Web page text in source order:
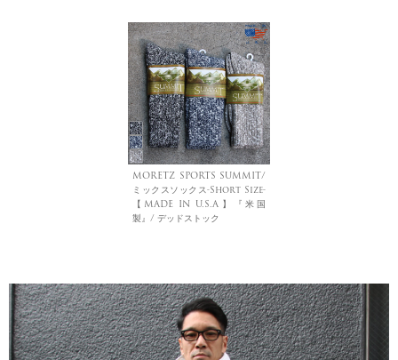
MORETZ SPORTS SUMMIT/
ミックスソックス-Short Size-
【MADE IN U.S.A】『米国
製』/ デッドストック